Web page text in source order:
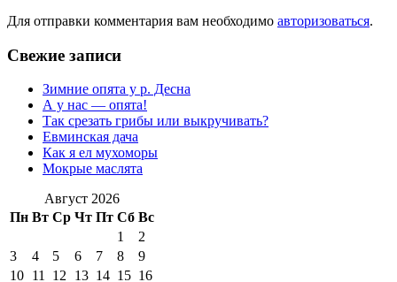
Для отправки комментария вам необходимо авторизоваться.
Свежие записи
Зимние опята у р. Десна
А у нас — опята!
Так срезать грибы или выкручивать?
Евминская дача
Как я ел мухоморы
Мокрые маслята
Август 2026
Пн Вт Ср Чт Пт Сб Вс
1
2
3
4 5 6 7 8
9
10 11 12 13 14 15 16